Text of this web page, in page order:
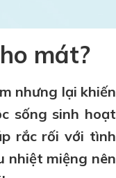
mát?
nhưng lại khiến
sống sinh hoạt
rắc rối với tình
nhiệt miệng nên